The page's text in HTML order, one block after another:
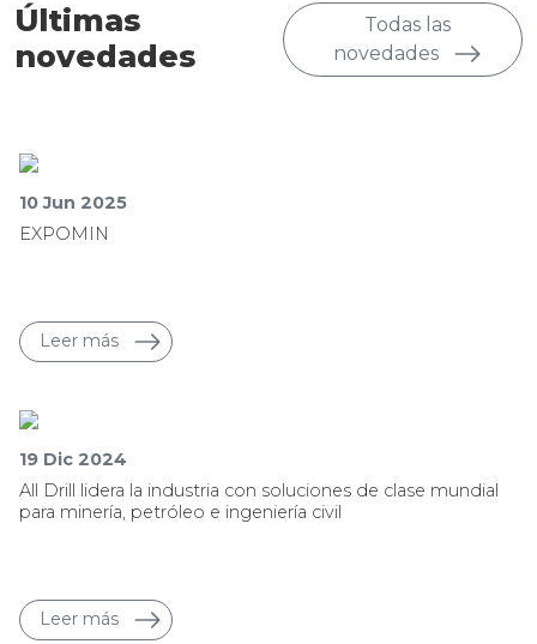
Últimas
novedades
Todas las
novedades
10 Jun 2025
EXPOMIN
Leer más
19 Dic 2024
All Drill lidera la industria con soluciones de clase mundial
para minería, petróleo e ingeniería civil
Leer más